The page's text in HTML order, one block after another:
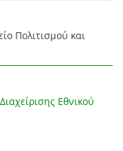
Πολιτισμού και
Εθνικού